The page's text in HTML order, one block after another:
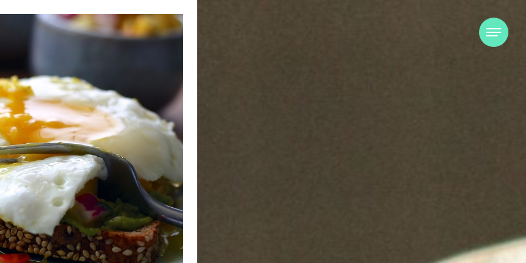
Articles récents
Pourquoi votre palmier a le bout des
feuilles marrons : l’impact de
l’exposition et de l’humidité
Comment vider efficacement votre
piscine Bestway pour l’hiver
Nous joindre !
Contact
Mentions Légales